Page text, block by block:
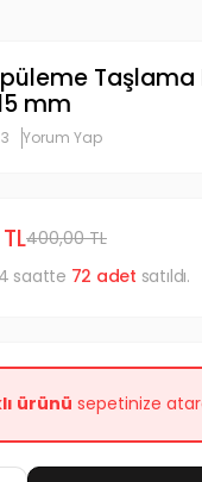
Taşlama
mm
Yorum Yap
400,00 TL
saatte 72 adet satıldı.
ürünü sepetinize